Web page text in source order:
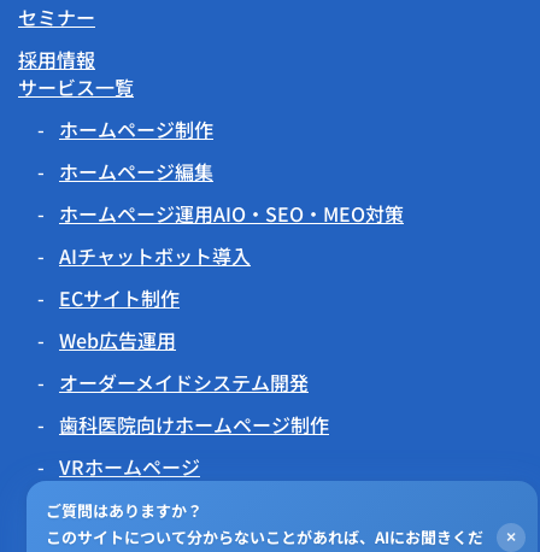
セミナー
採用情報
サービス一覧
ホームページ制作
ホームページ編集
ホームページ運用AIO・SEO・MEO対策
AIチャットボット導入
ECサイト制作
Web広告運用
オーダーメイドシステム開発
歯科医院向けホームページ制作
VRホームページ
伝わるアニメーション
ご質問はありますか？
このサイトについて分からないことがあれば、AIにお聞きくだ
×